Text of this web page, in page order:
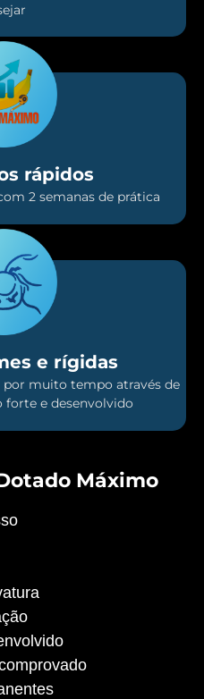
rápidos
2 semanas de prática
e rígidas
muito tempo através de
e desenvolvido
Máximo